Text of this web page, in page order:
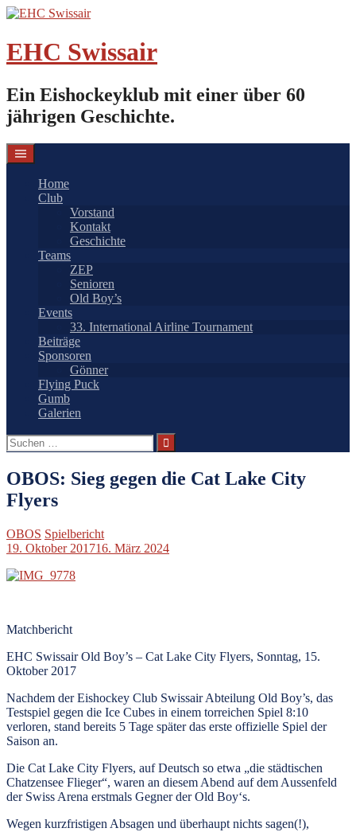
Springe
Inhalt
EHC Swissair
Ein Eishockeyklub mit einer über 60
jährigen Geschichte.
Home
Club
Vorstand
Kontakt
Geschichte
Teams
ZEP
Senioren
Old Boy’s
Events
33. International Airline Tournament
Beiträge
Sponsoren
Gönner
Flying Puck
Gumb
Galerien
Suchen
nach:
OBOS: Sieg gegen die Cat Lake City
Flyers
OBOS Spielbericht
19. Oktober 201716. März 2024
Matchbericht
EHC Swissair Old Boy’s – Cat Lake City Flyers, Sonntag, 15.
Oktober 2017
Nachdem der Eishockey Club Swissair Abteilung Old Boy’s, das
Testspiel gegen die Ice Cubes in einem torreichen Spiel 8:10
verloren, stand bereits 5 Tage später das erste offizielle Spiel der
Saison an.
Die Cat Lake City Flyers, auf Deutsch so etwa „die städtischen
Chatzensee Flieger“, waren an diesem Abend auf dem Aussenfeld
der Swiss Arena erstmals Gegner der Old Boy‘s.
Wegen kurzfristigen Absagen und überhaupt nichts sagen(!),